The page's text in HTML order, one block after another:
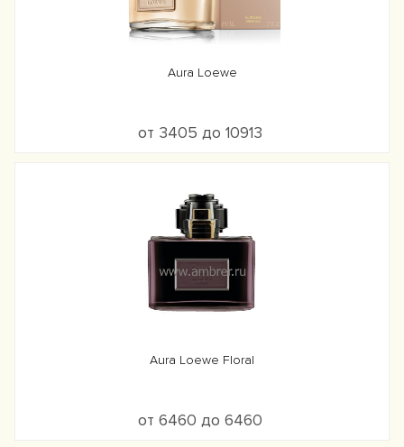
Aura Loewe
от 3405 до 10913
Aura Loewe Floral
от 6460 до 6460